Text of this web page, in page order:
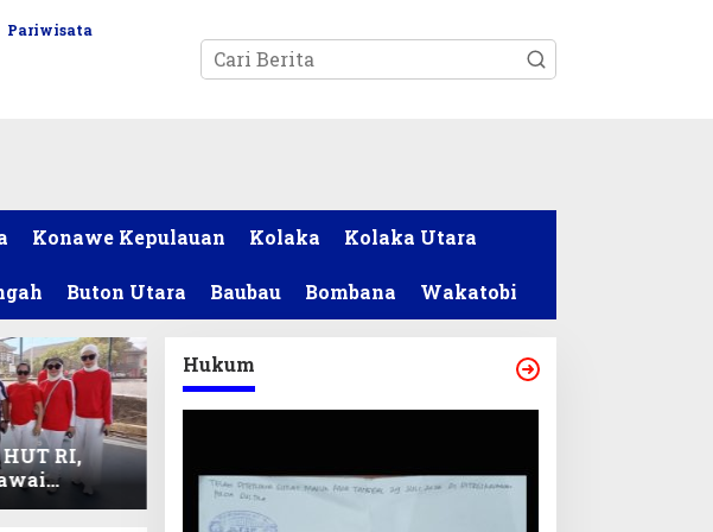
Pariwisata
Konawe Kepulauan Kolaka Kolaka Utara
Buton Utara Baubau Bombana Wakatobi
RI,
Sultra
Hukum